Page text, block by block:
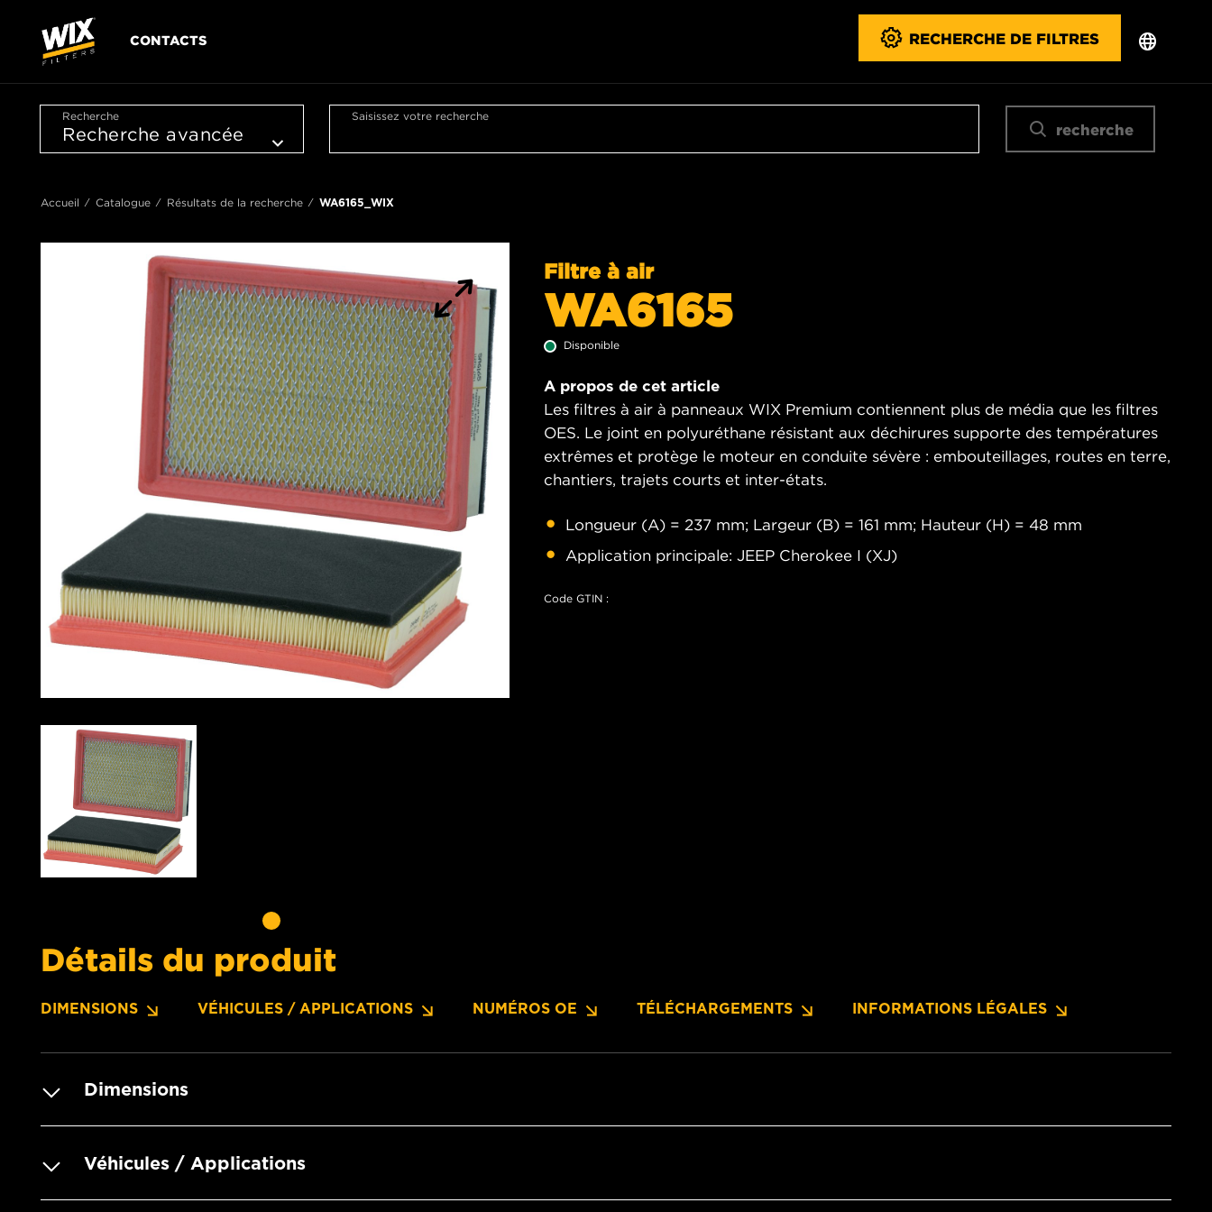
CONTACTS RECHERCHE DE FILTRES
Recherche Saisissez votre recherche
recherche
Accueil Catalogue Résultats de la recherche WA6165_WIX
Filtre à air
WA6165
Disponible
A propos de cet article
Les filtres à air à panneaux WIX Premium contiennent plus de média que les filtres
OES. Le joint en polyuréthane résistant aux déchirures supporte des températures
extrêmes et protège le moteur en conduite sévère : embouteillages, routes en terre,
chantiers, trajets courts et inter-états.
Longueur (A) = 237 mm; Largeur (B) = 161 mm; Hauteur (H) = 48 mm
Application principale: JEEP Cherokee I (XJ)
Code GTIN :
Détails du produit
DIMENSIONS VÉHICULES / APPLICATIONS NUMÉROS OE TÉLÉCHARGEMENTS INFORMATIONS LÉGALES
Dimensions
Véhicules / Applications